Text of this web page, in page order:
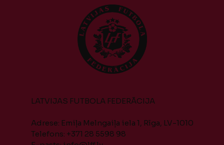
LATVIJAS FUTBOLA FEDERĀCIJA
Adrese: Emiļa Melngaiļa iela 1, Rīga, LV-1010
Telefons: +371 28 5598 98